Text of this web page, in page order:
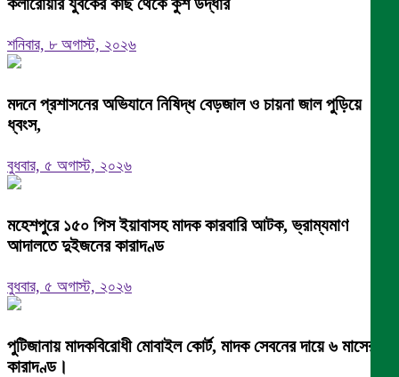
শনিবার, ৮ অগাস্ট, ২০২৬
মদনে প্রশাসনের অভিযানে নিষিদ্ধ বেড়জাল ও চায়না জাল পুড়িয়ে
ধ্বংস,
বুধবার, ৫ অগাস্ট, ২০২৬
মহেশপুরে ১৫০ পিস ইয়াবাসহ মাদক কারবারি আটক, ভ্রাম্যমাণ
আদালতে দুইজনের কারাদণ্ড
বুধবার, ৫ অগাস্ট, ২০২৬
পুটিজানায় মাদকবিরোধী মোবাইল কোর্ট, মাদক সেবনের দায়ে ৬ মাসের
কারাদণ্ড।